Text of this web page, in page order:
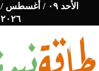
الأحد ٠٩ / أغسطس /
٢٠٢٦